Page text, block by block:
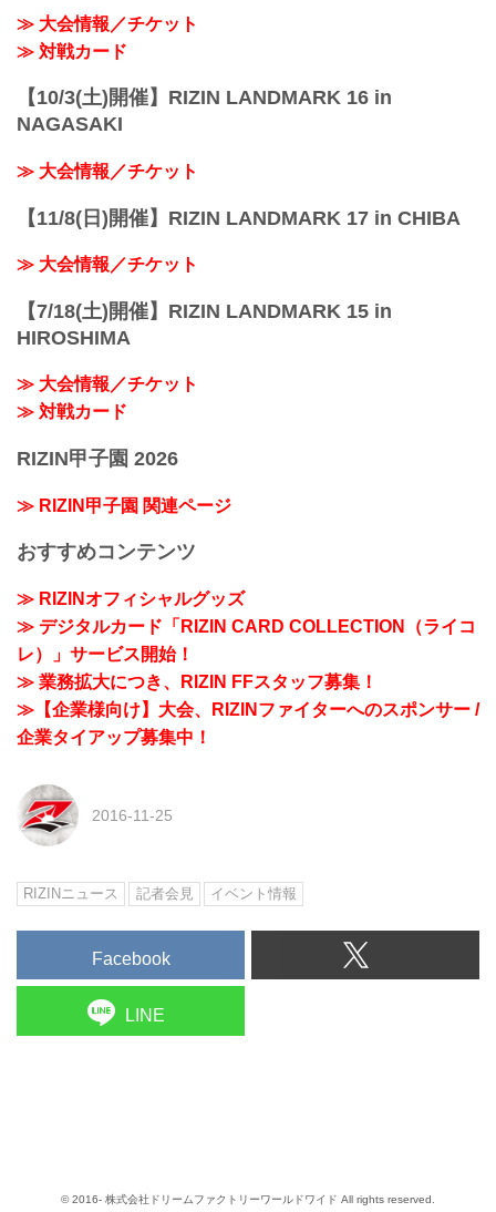
≫ 大会情報／チケット
≫ 対戦カード
【10/3(土)開催】RIZIN LANDMARK 16 in
NAGASAKI
≫ 大会情報／チケット
【11/8(日)開催】RIZIN LANDMARK 17 in CHIBA
≫ 大会情報／チケット
【7/18(土)開催】RIZIN LANDMARK 15 in
HIROSHIMA
≫ 大会情報／チケット
≫ 対戦カード
RIZIN甲子園 2026
≫ RIZIN甲子園 関連ページ
おすすめコンテンツ
≫ RIZINオフィシャルグッズ
≫ デジタルカード「RIZIN CARD COLLECTION（ライコ
レ）」サービス開始！
≫ 業務拡大につき、RIZIN FFスタッフ募集！
≫【企業様向け】大会、RIZINファイターへのスポンサー /
企業タイアップ募集中！
2016-11-25
RIZINニュース 記者会見 イベント情報
Facebook
LINE
© 2016- 株式会社ドリームファクトリーワールドワイド All rights reserved.